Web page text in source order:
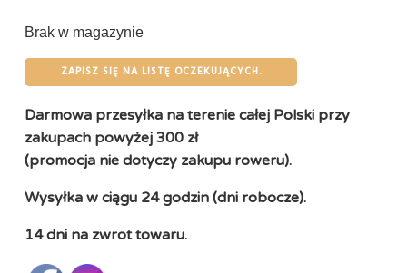
Brak w magazynie
ZAPISZ SIĘ NA LISTĘ OCZEKUJĄCYCH.
Darmowa przesyłka na terenie całej Polski przy
zakupach powyżej 300 zł
(promocja nie dotyczy zakupu roweru).
Wysyłka w ciągu 24 godzin (dni robocze).
14 dni na zwrot towaru.